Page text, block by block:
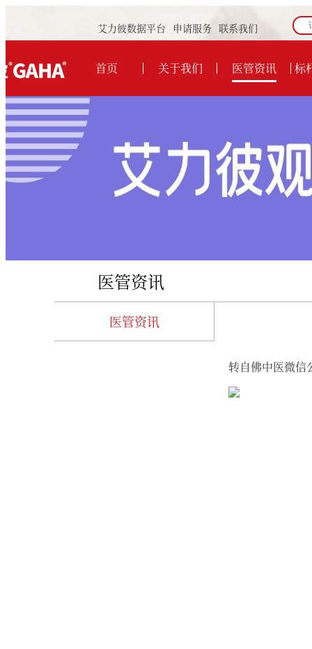
艾力彼数据平台 申请服务 联系我们
首页 关于我们 医管资讯 标
医管资讯
医管资讯
转自佛中医微信